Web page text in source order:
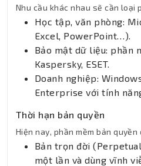
Nhu cầu khác nhau sẽ cần loại
Học tập, văn phòng:
Excel, PowerPoint…).
Bảo mật dữ liệu: phần
Kaspersky, ESET.
Doanh nghiệp:
Enterprise với tính
Thời hạn bản quyền
Hiện nay, phần mềm bản
Bản trọn đời
một lần và dùng vĩnh